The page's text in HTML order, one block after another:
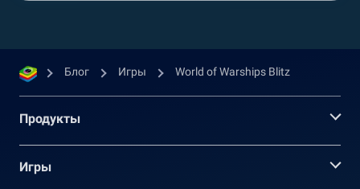
Блог Игры World of Warships Blitz
Продукты
Игры